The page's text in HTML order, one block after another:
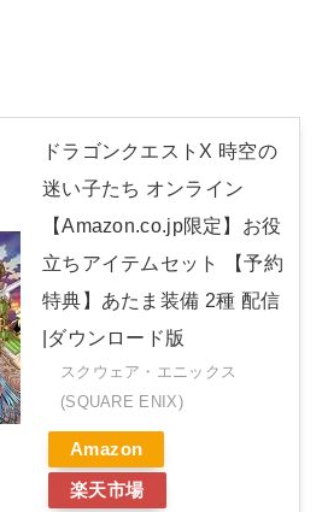
ドラゴンクエストX 時空の
迷い子たち オンライン
【Amazon.co.jp限定】お役
立ちアイテムセット 【予約
特典】あたま装備 2種 配信
|ダウンロード版
スクウェア・エニックス
(SQUARE ENIX)
Amazon
楽天市場